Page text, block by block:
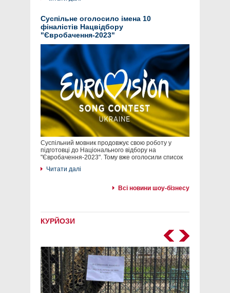
Суспільне оголосило імена 10
фіналістів Нацвідбору
"Євробачення-2023"
Суспільний мовник продовжує свою роботу у
підготовці до Національного відбору на
"Євробачення-2023". Тому вже оголосили список
Читати далі
Всі новини шоу-бізнесу
КУРЙОЗИ